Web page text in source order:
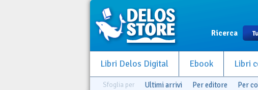
Ricerca
Libri Delos Digital Ebook Libri
Sfoglia per Ultimi arrivi Per editore Per